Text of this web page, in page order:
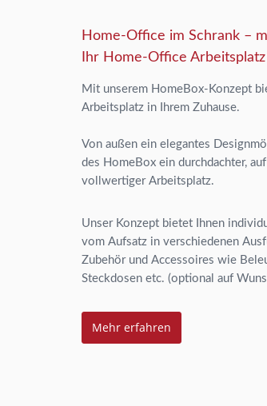
Home-Office im Schrank –
Ihr Home-Office
Mit unserem HomeBox-Konzept
Arbeitsplatz in Ihrem Zuhause.
Von außen ein elegantes
des HomeBox ein durchdachter,
vollwertiger Arbeitsplatz.
Unser Konzept bietet Ihnen
vom Aufsatz in verschiedenen
Zubehör und Accessoires wie
Steckdosen etc. (optional auf
Mehr erfahren